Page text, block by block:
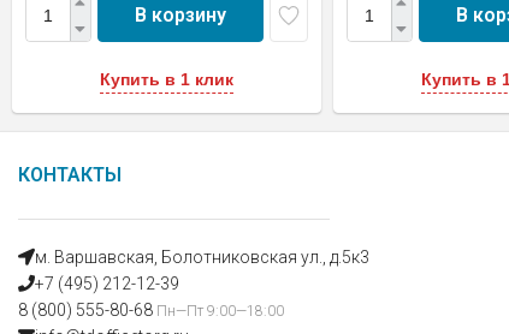
В корзину
Купить в 1 клик
В
Купить в
КОНТАКТЫ
м. Варшавская, Болотниковская ул., д.5к3
+7 (495) 212-12-39
8 (800) 555-80-68 Пн—Пт 9:00—18:00